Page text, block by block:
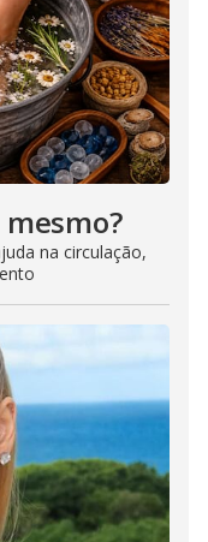
na circulação,